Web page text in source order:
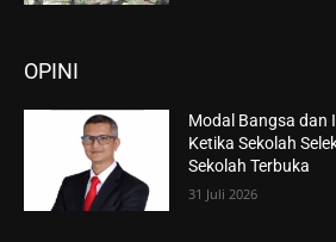
OPINI
Modal Bangsa dan
Ketika Sekolah
Sekolah Terbuka
31 Juli 2026